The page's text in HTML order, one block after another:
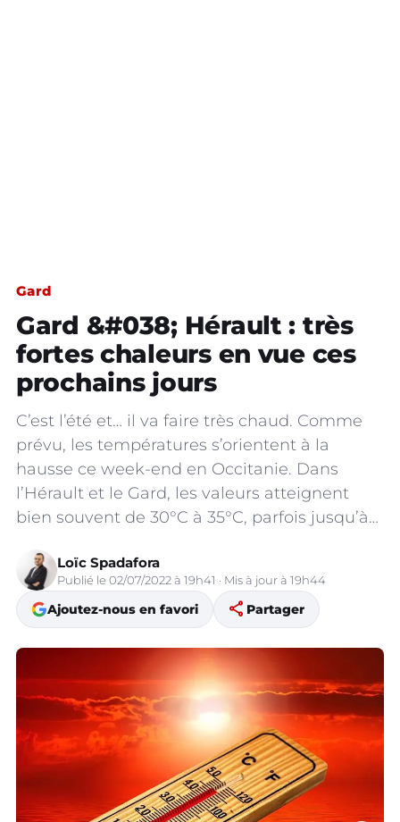
Gard
Gard &#038; Hérault : très
fortes chaleurs en vue ces
prochains jours
C’est l’été et… il va faire très chaud. Comme
prévu, les températures s’orientent à la
hausse ce week-end en Occitanie. Dans
l’Hérault et le Gard, les valeurs atteignent
bien souvent de 30°C à 35°C, parfois jusqu’à…
Loïc Spadafora
Publié le 02/07/2022 à 19h41 · Mis à jour à 19h44
Ajoutez-nous en favori share Partager